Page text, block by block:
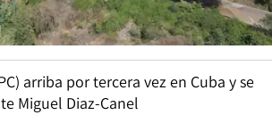
arriba por tercera vez en Cuba y se
Miguel Diaz-Canel